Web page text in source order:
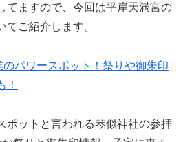
てますので、今回は平岸天満宮の
ご紹介します。
パワースポット！祭りや御朱印
！
ポットと言われる琴似神社の参拝